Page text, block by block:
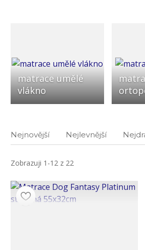
matrace umělé
vlákno
Nejnovější Nejlevnější
Zobrazuji 1-12 z 22